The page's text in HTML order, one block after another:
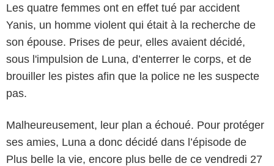
Les quatre femmes ont en effet tué par accident
Yanis, un homme violent qui était à la recherche de
son épouse. Prises de peur, elles avaient décidé,
sous l'impulsion de Luna, d’enterrer le corps, et de
brouiller les pistes afin que la police ne les suspecte
pas.
Malheureusement, leur plan a échoué. Pour protéger
ses amies, Luna a donc décidé dans l’épisode de
Plus belle la vie, encore plus belle de ce vendredi 27